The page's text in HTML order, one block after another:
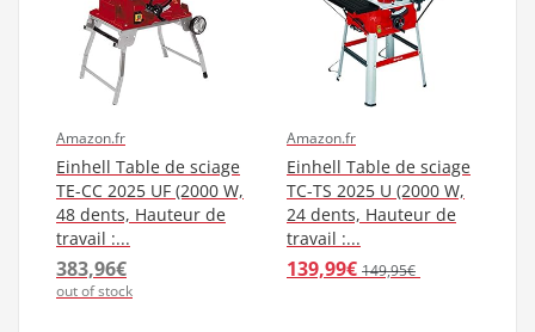
Amazon.fr
Einhell Table de sciage
TE-CC 2025 UF (2000 W,
48 dents, Hauteur de
travail :...
383,96€
out of stock
Amazon.fr
Einhell Table de sciage
TC-TS 2025 U (2000 W,
24 dents, Hauteur de
travail :...
139,99€ 149,95€